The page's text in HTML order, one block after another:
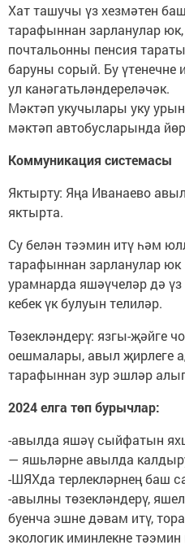
Хат ташучы үз хезмәтен
тарафыннан зарланулар
почтальонны пенсия
баруны сорый. Бу үтенечне
ул канәгатьләндереләчәк.
Мәктәп укучылары уку
мәктәп автобусларында
Коммуникация системасы
Яктырту: Яңа Иванаево
яктырта.
Су белән тәэмин итү һәм
тарафыннан зарланулар
урамнарда яшәүчеләр дә
кебек үк булуын телиләр.
Төзекләндерү: язгы-җәйге
оешмалары, авыл җирлеге
тарафыннан зур эшләр
2024 елга төп бурычлар:
-авылда яшәү сыйфатын
— яшьләрне авылда
-ШЯХда терлекләрнең баш
-авылны төзекләндерү,
буенча эшне дәвам итү,
экологик иминлекне